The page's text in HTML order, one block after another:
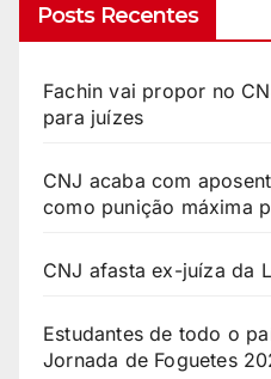
Posts Recentes
Fachin vai propor no
para juízes
CNJ acaba com
como punição máxima
CNJ afasta ex-juíza da
Estudantes de todo o
Jornada de Foguetes